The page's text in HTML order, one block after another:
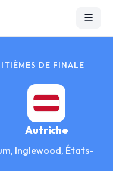
☰
DE FINALE
Autriche
Inglewood, États-